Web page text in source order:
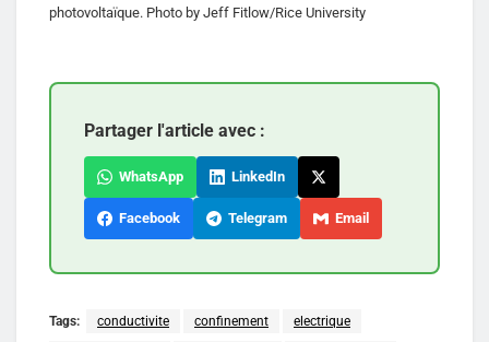
photovoltaïque. Photo by Jeff Fitlow/Rice University
Partager l'article avec :
WhatsApp LinkedIn
Facebook Telegram Email
Tags: conductivite confinement electrique